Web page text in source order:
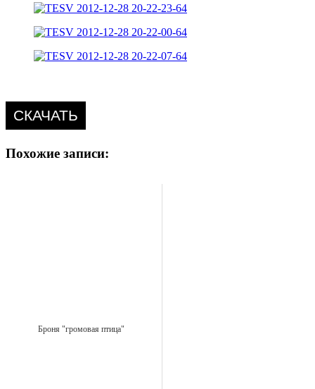
СКАЧАТЬ
Похожие записи:
Броня "громовая птица"